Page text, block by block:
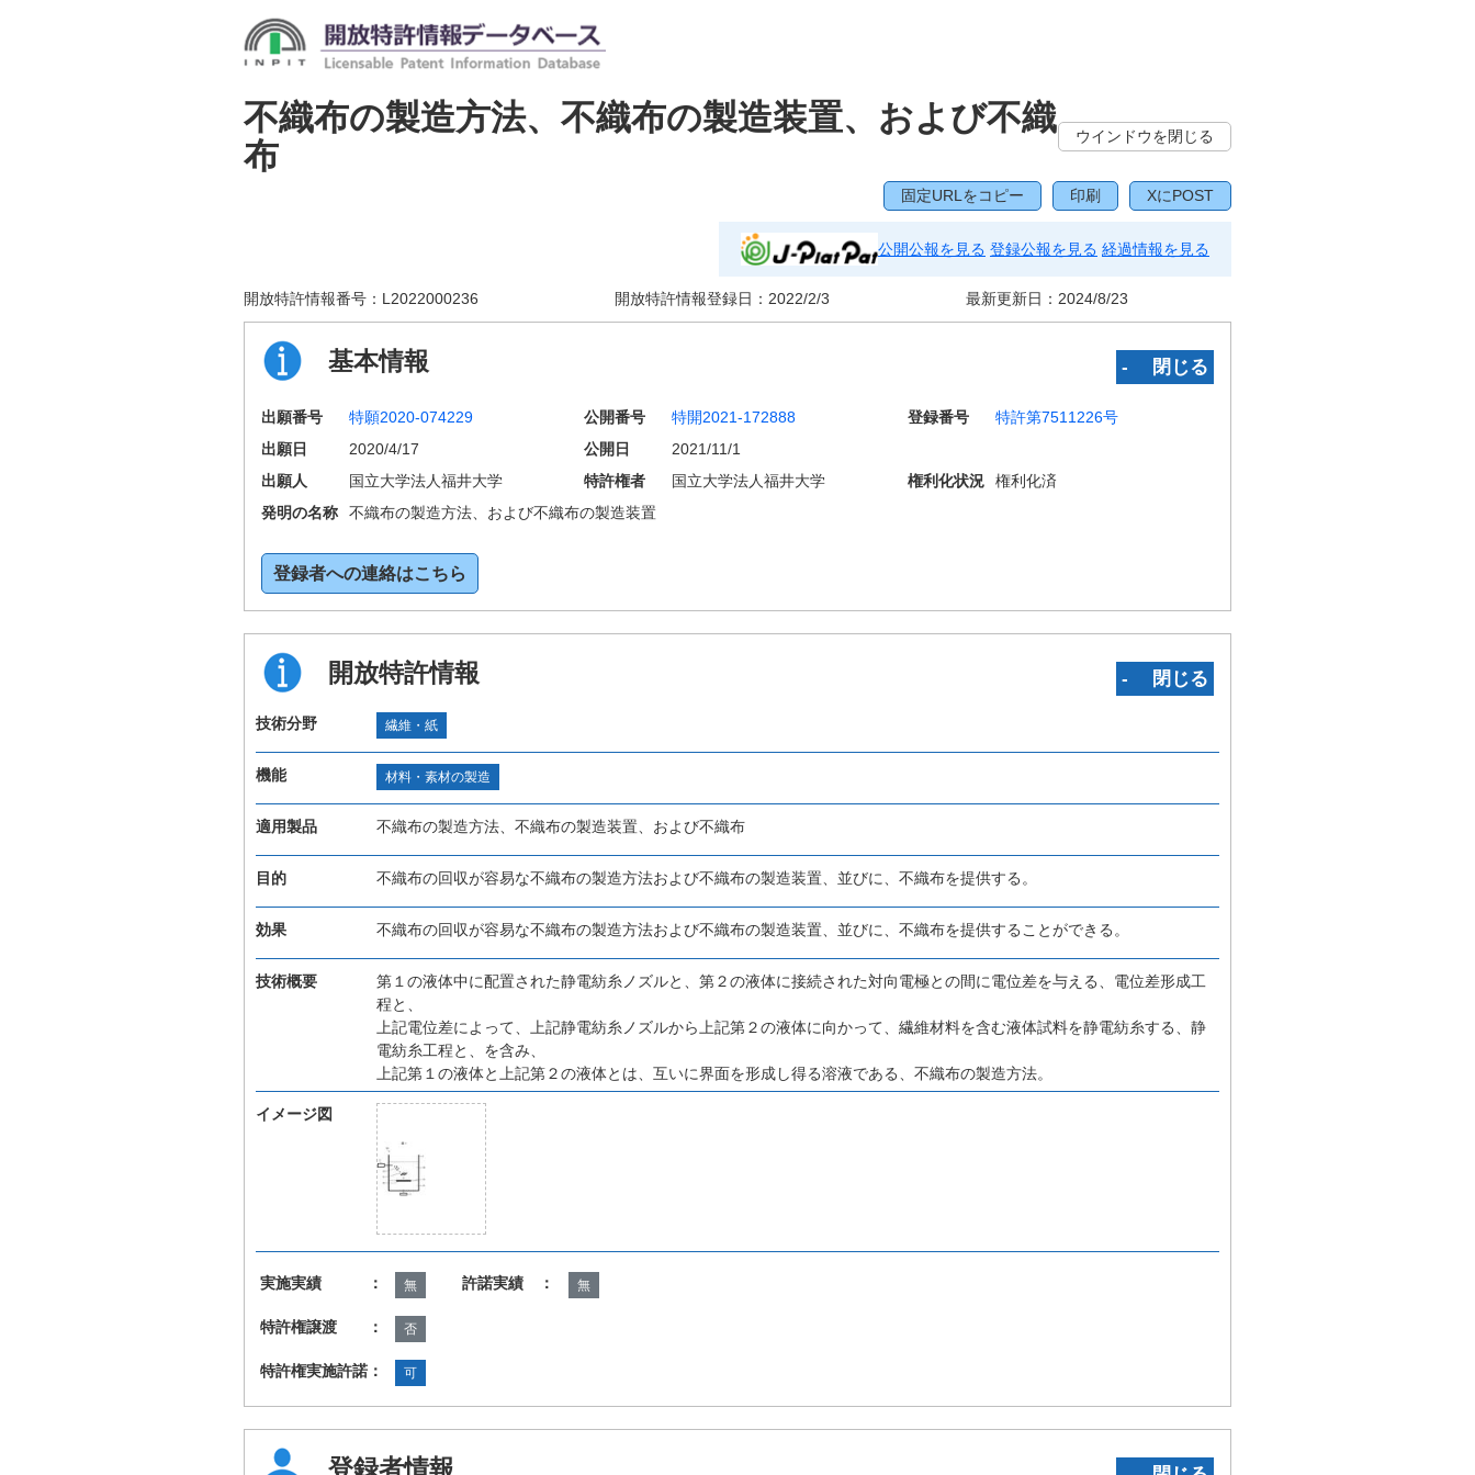
不織布の製造方法、不織布の製造装置、および不織
布
ウインドウを閉じる
固定URLをコピー 印刷 XにPOST
公開公報を見る 登録公報を見る 経過情報を見る
開放特許情報番号： L2022000236 開放特許情報登録日： 2022/2/3 最新更新日： 2024/8/23
基本情報 ‐ 閉じる
出願番号 特願2020-074229 公開番号 特開2021-172888 登録番号
特許第7511226号
出願日
2020/4/17 公開日
2021/11/1
出願人
国立大学法人福井大学 特許権者 国立大学法人福井大学 権利化状況
権利化済
発明の名称
不織布の製造方法、および不織布の製造装置
登録者への連絡はこちら
開放特許情報 ‐ 閉じる
技術分野 繊維・紙
機能 材料・素材の製造
適用製品 不織布の製造方法、不織布の製造装置、および不織布
目的 不織布の回収が容易な不織布の製造方法および不織布の製造装置、並びに、不織布を提供する。
効果 不織布の回収が容易な不織布の製造方法および不織布の製造装置、並びに、不織布を提供することができる。
技術概要
第１の液体中に配置された静電紡糸ノズルと、第２の液体に接続された対向電極との間に電位差を与える、電位差形成工
程と、
上記電位差によって、上記静電紡糸ノズルから上記第２の液体に向かって、繊維材料を含む液体試料を静電紡糸する、静
電紡糸工程と、を含み、
上記第１の液体と上記第２の液体とは、互いに界面を形成し得る溶液である、不織布の製造方法。
イメージ図
実施実績 ： 無 許諾実績 ： 無
特許権譲渡 ： 否
特許権実施許諾： 可
登録者情報